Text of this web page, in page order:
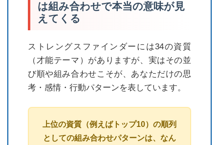
は組み合わせで本当の意味が見
えてくる
ストレングスファインダーには34の資質
（才能テーマ）がありますが、実はその並
び順や組み合わせこそが、あなただけの思
考・感情・行動パターンを表しています。
上位の資質（例えばトップ10）の順列
としての組み合わせパターンは、なん